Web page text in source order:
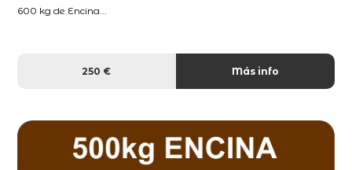
600 kg de Encina...
250 € Más info